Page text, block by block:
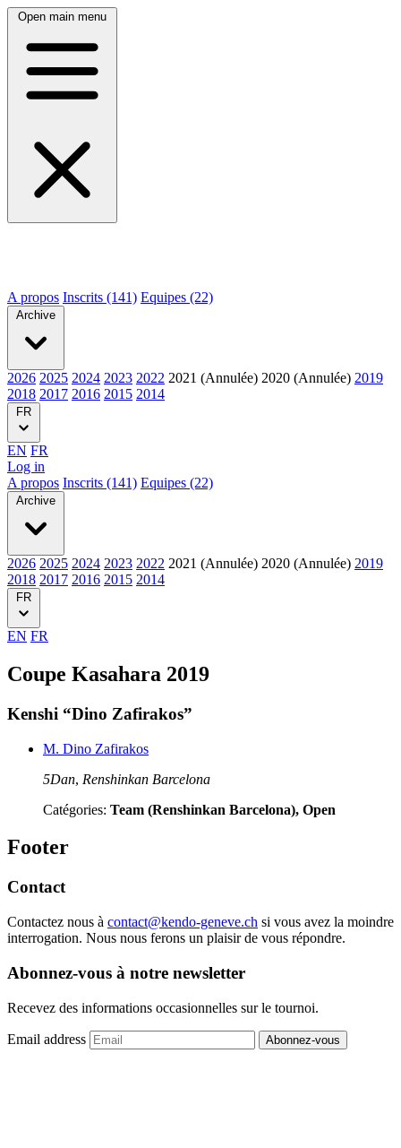
Open main menu
A propos Inscrits (141) Equipes (22)
Archive
2026 2025 2024 2023 2022 2021 (Annulée) 2020 (Annulée) 2019
2018 2017 2016 2015 2014
FR
EN FR
Log in
A propos Inscrits (141) Equipes (22)
Archive
2026 2025 2024 2023 2022 2021 (Annulée) 2020 (Annulée) 2019
2018 2017 2016 2015 2014
FR
EN FR
Coupe Kasahara 2019
Kenshi “Dino Zafirakos”
M. Dino Zafirakos
5Dan, Renshinkan Barcelona
Catégories: Team (Renshinkan Barcelona), Open
Footer
Contact
Contactez nous à contact@kendo-geneve.ch si vous avez la moindre
interrogation. Nous nous ferons un plaisir de vous répondre.
Abonnez-vous à notre newsletter
Recevez des informations occasionnelles sur le tournoi.
Email address Abonnez-vous